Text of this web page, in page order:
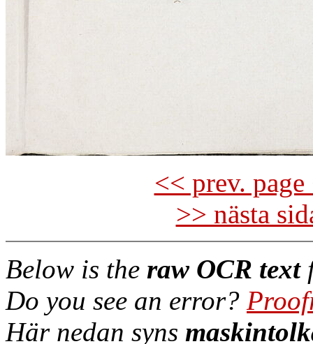
<< prev.
>> nästa
Below is the raw OCR text
Do you see an error?
Här nedan syns